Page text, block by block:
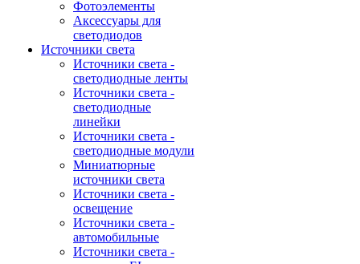
Фотоэлементы
Аксессуары для
светодиодов
Источники света
Источники света -
светодиодные ленты
Источники света -
светодиодные
линейки
Источники света -
светодиодные модули
Миниатюрные
источники света
Источники света -
освещение
Источники света -
автомобильные
Источники света -